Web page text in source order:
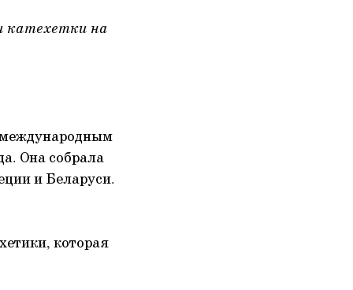
катехетки на
международным
Она собрала
и Беларуси.
которая